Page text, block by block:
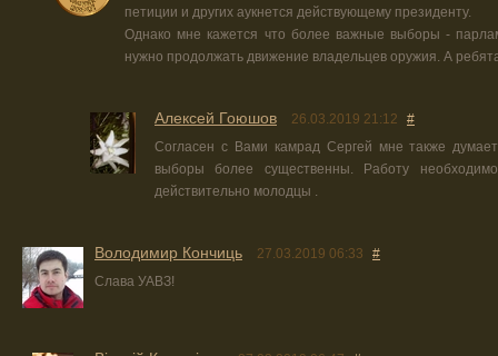
петиции и других аукнется действующему президенту.
Однако мне кажется что более важные выборы -
нужно продолжать движение владельцев оружия. А
Алексей Гоюшов 26.03.2019 21:12
#
Согласен с Вами камрад Сергей мне также
выборы более существенны. Работу
действительно молодцы .
Володимир Кончиць 27.03.2019 06:33
#
Слава УАВЗ!